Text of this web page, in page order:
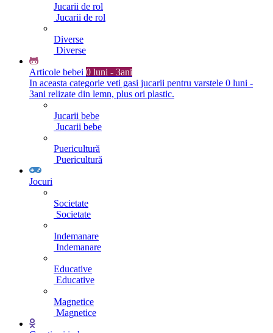
Jucarii de rol
Jucarii de rol
Diverse
Diverse
Articole bebei 0 luni - 3ani
In aceasta categorie veti gasi jucarii pentru varstele 0 luni -
3ani relizate din lemn, plus ori plastic.
Jucarii bebe
Jucarii bebe
Puericultură
Puericultură
Jocuri
Societate
Societate
Indemanare
Indemanare
Educative
Educative
Magnetice
Magnetice